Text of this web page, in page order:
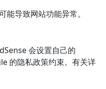
导致网站功能异常。
会设置自己的
的隐私政策约束。有关详